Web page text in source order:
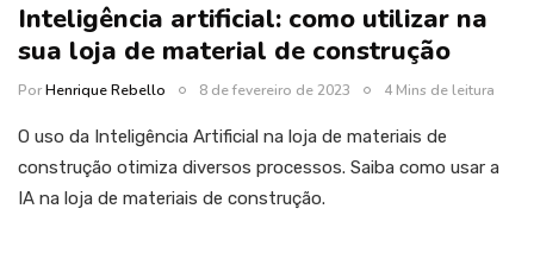
Inteligência artificial: como utilizar na
sua loja de material de construção
PorHenrique Rebello 8 de fevereiro de 2023 4 Mins de leitura
O uso da Inteligência Artificial na loja de materiais de
construção otimiza diversos processos. Saiba como usar a
IA na loja de materiais de construção.